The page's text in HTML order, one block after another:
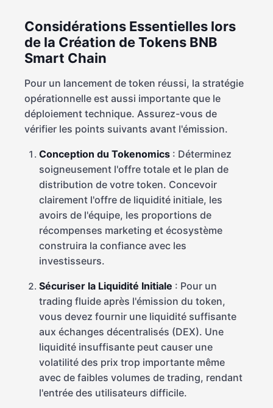
Considérations Essentielles lors
de la Création de Tokens BNB
Smart Chain
Pour un lancement de token réussi, la stratégie
opérationnelle est aussi importante que le
déploiement technique. Assurez-vous de
vérifier les points suivants avant l'émission.
Conception du Tokenomics : Déterminez
soigneusement l'offre totale et le plan de
distribution de votre token. Concevoir
clairement l'offre de liquidité initiale, les
avoirs de l'équipe, les proportions de
récompenses marketing et écosystème
construira la confiance avec les
investisseurs.
Sécuriser la Liquidité Initiale : Pour un
trading fluide après l'émission du token,
vous devez fournir une liquidité suffisante
aux échanges décentralisés (DEX). Une
liquidité insuffisante peut causer une
volatilité des prix trop importante même
avec de faibles volumes de trading, rendant
l'entrée des utilisateurs difficile.